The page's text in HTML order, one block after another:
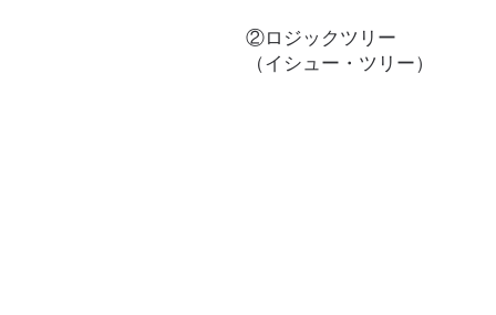
②ロジックツリー
（イシュー・ツリー）